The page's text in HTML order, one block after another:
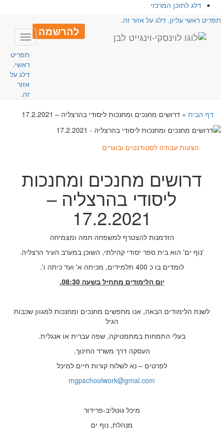
דלג לתוכן המרכזי
ראשי עליון. דלג על אזור זה.
להרשמה
Toggle
תפריט
ראשי.
דלג על
אזור
זה.
דף הבית» דרושים מחנכים ומחנכות ליסודי בהרצליה – 17.2.2021
הצעות עבודה לסטודנטים ובוגרים
דרושים מחנכים ומחנכות
ליסודי בהרצליה –
17.2.2021
הזדמנות להצטרף למשפחה חמה ומצמיחה
'נוף ים' הוא בית ספר יסודי קהילתי, השוכן במערב העיר הרצליה.
לומדים בו כ 400 תלמידים, מכיתה א' ועד כיתה ו'.
יום הלימודים מתחיל בשעה 08:30.
לשנת הלימודים הבאה, אנו מחפשים מחנכים ומחנכות למגוון שכבות
הגיל
בעלי התמחות במתמטיקה, שפה עברית או אנגלית.
העסקה דרך משרד החינוך.
לפרטים – נא לשלוח קורות חיים למיכל
mgpschoolwork@gmal.com
מיכל גוטליב-פרידור
מנהלת, נוף ים